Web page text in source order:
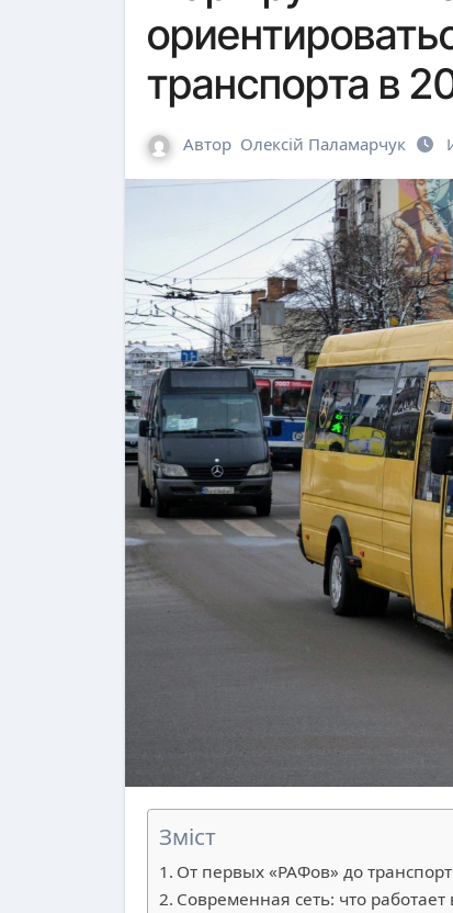
транспорта в
Автор Олексій Паламарчук
Зміст
От первых «РАФов» до
Современная сеть: что работает